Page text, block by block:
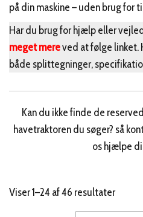
på din maskine – uden brug for
Har du brug for hjælp eller
meget mereved at følge linket.
både splittegninger,
Kan du ikke finde de
havetraktoren du søger? så
os hjælpe
Viser 1–24 af 46 resultaterSorteret
efter